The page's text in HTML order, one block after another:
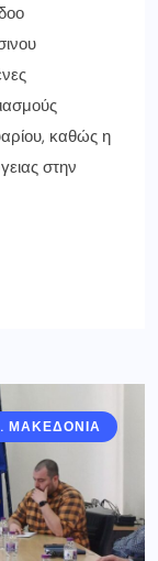
καθώς η
στην
ΜΑΚΕΔΟΝΙΑ